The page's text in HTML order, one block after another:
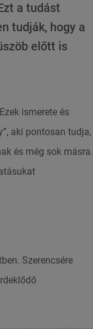
a tudást
tudják, hogy a
előtt is
ismerete és
aki pontosan tudja,
és még sok másra.
Szerencsére